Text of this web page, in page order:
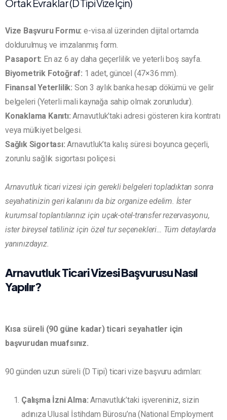
Ortak Evraklar (D Tipi Vize İçin)
Vize Başvuru Formu: e-visa.al üzerinden dijital ortamda
doldurulmuş ve imzalanmış form.
Pasaport: En az 6 ay daha geçerlilik ve yeterli boş sayfa.
Biyometrik Fotoğraf: 1 adet, güncel (47×36 mm).
Finansal Yeterlilik: Son 3 aylık banka hesap dökümü ve gelir
belgeleri (Yeterli mali kaynağa sahip olmak zorunludur).
Konaklama Kanıtı: Arnavutluk’taki adresi gösteren kira kontratı
veya mülkiyet belgesi.
Sağlık Sigortası: Arnavutluk’ta kalış süresi boyunca geçerli,
zorunlu sağlık sigortası poliçesi.
Arnavutluk ticari vizesi için gerekli belgeleri topladıktan sonra
seyahatinizin geri kalanını da biz organize edelim. İster
kurumsal toplantılarınız için uçak-otel-transfer rezervasyonu,
ister bireysel tatiliniz için özel tur seçenekleri… Tüm detaylarda
yanınızdayız.
Arnavutluk Ticari Vizesi Başvurusu Nasıl
Yapılır?
Kısa süreli (90 güne kadar) ticari seyahatler için
başvurudan muafsınız.
90 günden uzun süreli (D Tipi) ticari vize başvuru adımları:
Çalışma İzni Alma: Arnavutluk’taki işvereniniz, sizin
adınıza Ulusal İstihdam Bürosu’na (National Employment